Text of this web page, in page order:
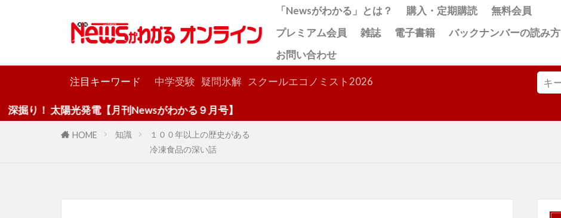
「Newsがわかる」とは？ 購入・定期購読
無料会員
プレミアム会員
雑誌 電子書籍
バックナンバーの読み方
お問い合わせ
注目キーワード 中学受験 疑問氷解 スクールエコノミスト2026
陽光発電【月刊Newsがわかる９月号】
HOME 知識
１００年以上の歴史がある
冷凍食品の深い話
検索